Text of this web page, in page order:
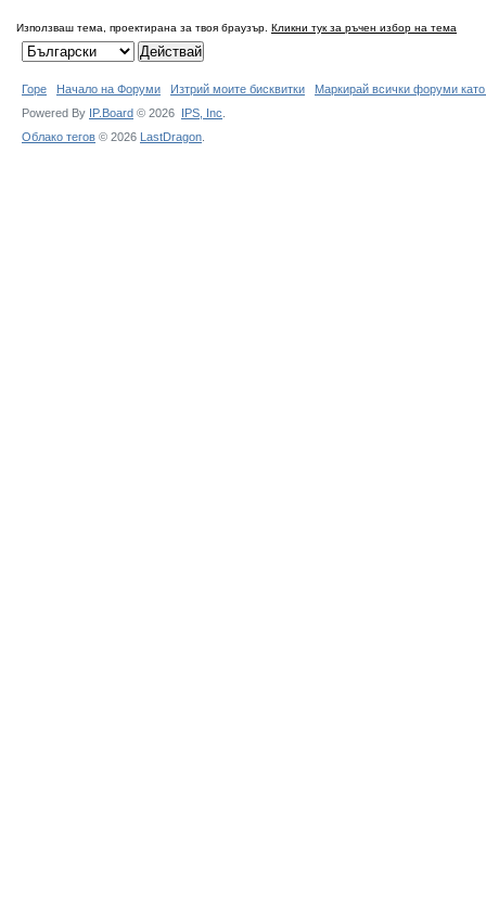
Използваш тема, проектирана за твоя браузър. Кликни тук за ръчен избор на тема
Горе Начало на Форуми Изтрий моите бисквитки
Маркирай всички форуми
Powered By IP.Board © 2026 IPS, Inc
Облако тегов © 2026 LastDragon